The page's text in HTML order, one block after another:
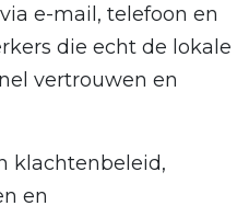
e-mail, telefoon en
die echt de lokale
vertrouwen en
klachtenbeleid,
en